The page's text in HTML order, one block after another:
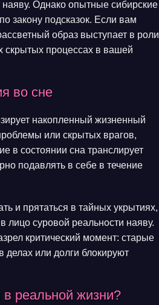
наяву. Однако опытные сибирские
закону подсказок. Если вам
образ выступает в роли
скрытых процессах в вашей
во сне
накопленный жизненный
или скрытых врагов,
в состоянии сна транслирует
подавлять в себе в течение
и прятаться в тайных укрытиях,
лицо суровой реальности наяву.
критический момент: старые
или долги блокируют
реальной жизни?